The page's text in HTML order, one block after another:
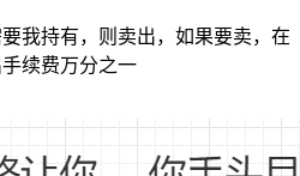
我持有，则卖出，如果要卖，在
续费万分之一